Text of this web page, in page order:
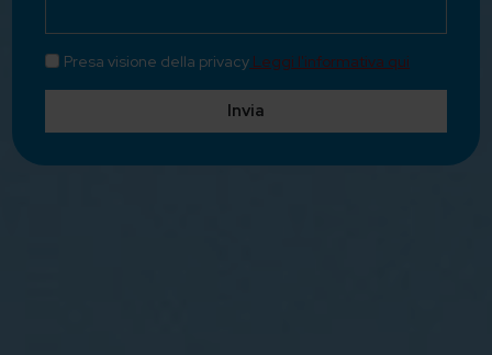
Presa visione della privacy Leggi l'informativa qui
Invia